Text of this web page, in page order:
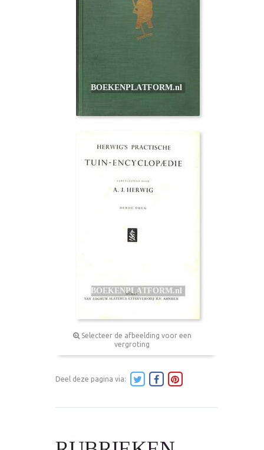
Selecteer de afbeelding voor een
vergroting
Deel deze pagina via: